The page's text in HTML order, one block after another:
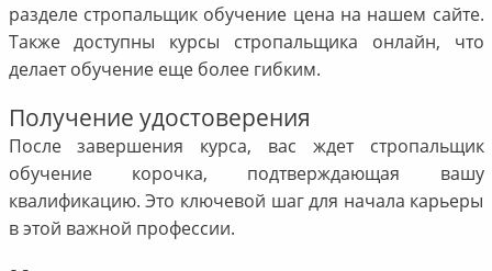
разделе стропальщик обучение цена на нашем сайте.
Также доступны курсы стропальщика онлайн, что
делает обучение еще более гибким.
Получение удостоверения
После завершения курса, вас ждет стропальщик
обучение корочка, подтверждающая вашу
квалификацию. Это ключевой шаг для начала карьеры
в этой важной профессии.